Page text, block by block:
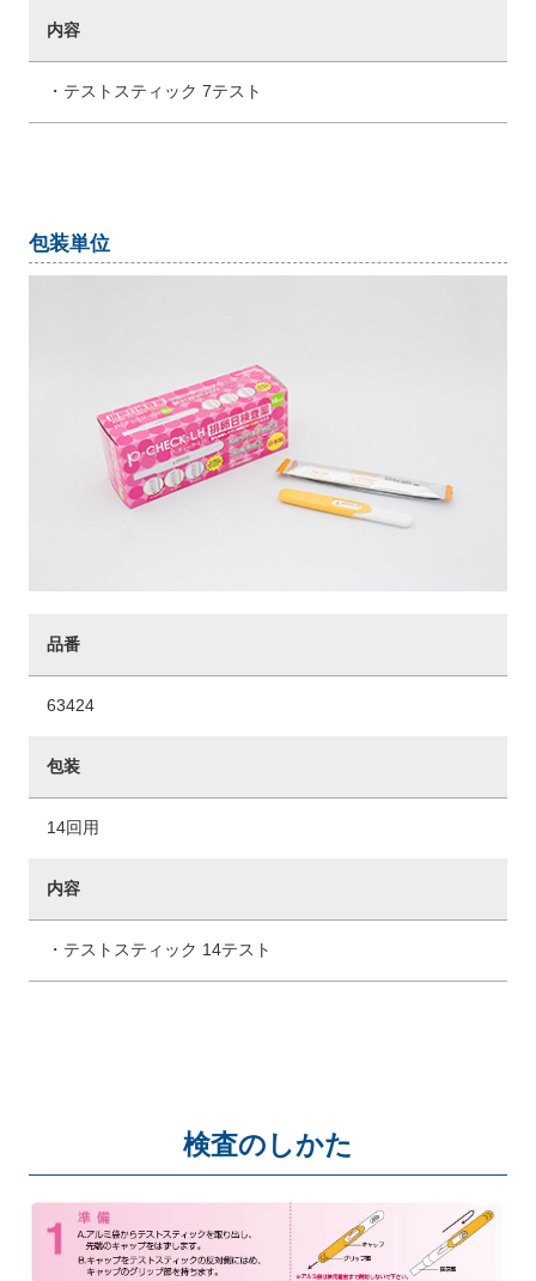
内容
・テストスティック 7テスト
包装単位
品番
63424
包装
14回用
内容
・テストスティック 14テスト
検査のしかた